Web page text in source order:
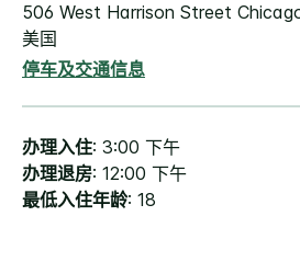
506 West Harrison Street
美国
停车及交通信息
办理入住: 3:00 下午
办理退房: 12:00 下午
最低入住年龄: 18